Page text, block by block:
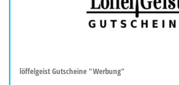
löffelgeist Gutscheine "Werbung"